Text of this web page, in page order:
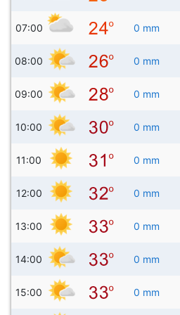
07:00 0 mm
08:00 0 mm
09:00 0 mm
10:00 0 mm
11:00 0 mm
12:00 0 mm
13:00 0 mm
14:00 0 mm
15:00 0 mm